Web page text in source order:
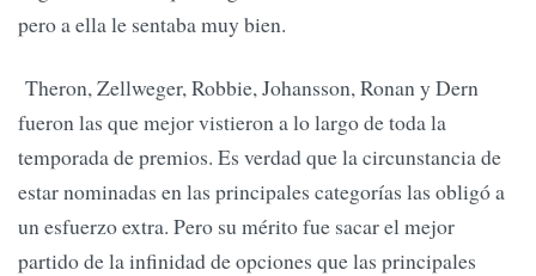
pero a ella le sentaba muy bien.
Theron, Zellweger, Robbie, Johansson, Ronan y Dern
fueron las que mejor vistieron a lo largo de toda la
temporada de premios. Es verdad que la circunstancia de
estar nominadas en las principales categorías las obligó a
un esfuerzo extra. Pero su mérito fue sacar el mejor
partido de la infinidad de opciones que las principales